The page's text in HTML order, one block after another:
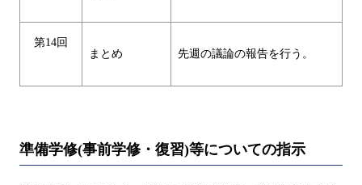
第14回
まとめ
先週の議論の報告を行う。
準備学修(事前学修・復習)等についての指示